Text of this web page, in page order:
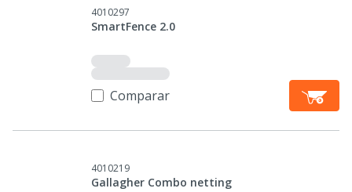
4010297
SmartFence 2.0
Comparar
4010219
Gallagher Combo netting